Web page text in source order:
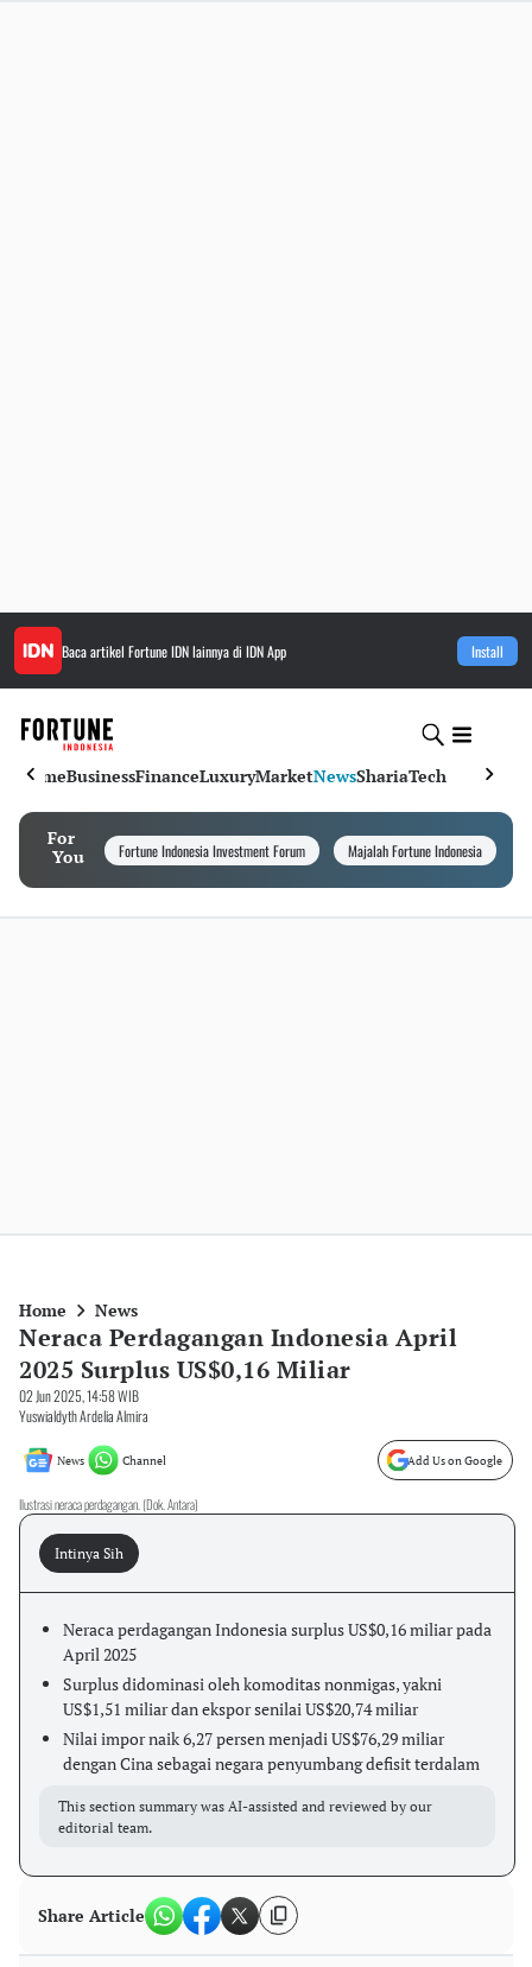
Baca artikel Fortune IDNlainnya di IDN App Install
HomeBusinessFinanceLuxuryMarketNewsShariaTech
For
You
Fortune Indonesia Investment Forum Majalah Fortune Indonesia
Home News
Neraca Perdagangan Indonesia April
2025 Surplus US$0,16 Miliar
02 Jun 2025, 14:58 WIB
Yuswialdyth Ardelia Almira
News Channel Add Us on Google
Ilustrasi neraca perdagangan. (Dok. Antara)
Intinya Sih
Neraca perdagangan Indonesia surplus US$0,16 miliar pada
April 2025
Surplus didominasi oleh komoditas nonmigas, yakni
US$1,51 miliar dan ekspor senilai US$20,74 miliar
Nilai impor naik 6,27 persen menjadi US$76,29 miliar
dengan Cina sebagai negara penyumbang defisit terdalam
This section summary was AI-assisted and reviewed by our
editorial team.
Share Article